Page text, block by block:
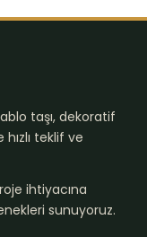
taşı, dekoratif
teklif ve
ihtiyacına
sunuyoruz.